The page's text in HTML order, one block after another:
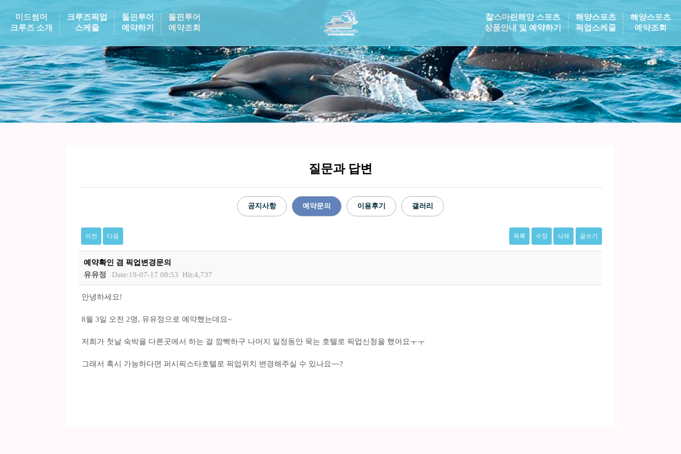
미드썸머
크루즈 소개
크루즈픽업
스케줄
돌핀투어
예약하기
돌핀투어
예약조회
찰스마린해양 스포츠
상품안내 및 예약하기
해양스포츠
픽업스케줄
해양스포츠
예약조회
질문과 답변
공지사항 예약문의 이용후기 갤러리
이전 다음 목록 수정 삭제 글쓰기
예약확인 겸 픽업변경문의
유유정
Date:19-07-17 08:53 Hit:4,737
안녕하세요!
8월 3일 오전 2명, 유유정으로 예약했는데요~
저희가 첫날 숙박을 다른곳에서 하는 걸 깜빡하구 나머지 일정동안 묵는 호텔로 픽업신청을 했어요ㅜㅜ
그래서 혹시 가능하다면 퍼시픽스타호텔로 픽업위치 변경해주실 수 있나요~~?